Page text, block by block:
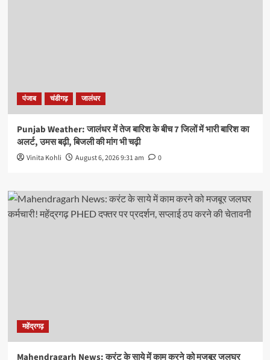
पंजाब चंडीगढ़ जालंधर
Punjab Weather: जालंधर में तेज बारिश के बीच 7 जिलों में भारी बारिश का
अलर्ट, उमस बढ़ी, बिजली की मांग भी चढ़ी
Vinita Kohli August 6, 2026 9:31 am 0
महेंद्रगढ़
Mahendragarh News: करंट के साये में काम करने को मजबूर जलघर